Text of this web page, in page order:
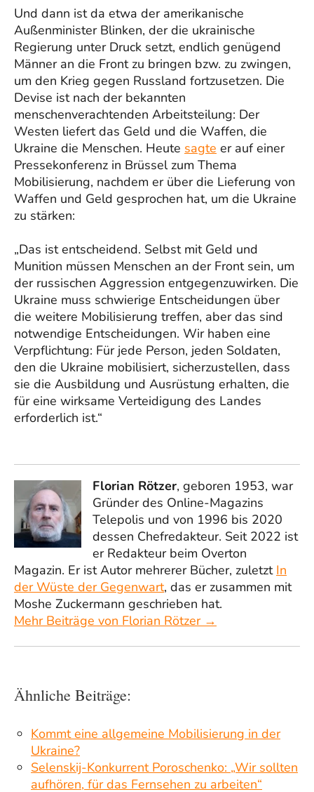
Und dann ist da etwa der amerikanische
Außenminister Blinken, der die ukrainische
Regierung unter Druck setzt, endlich genügend
Männer an die Front zu bringen bzw. zu zwingen,
um den Krieg gegen Russland fortzusetzen. Die
Devise ist nach der bekannten
menschenverachtenden Arbeitsteilung: Der
Westen liefert das Geld und die Waffen, die
Ukraine die Menschen. Heute sagte er auf einer
Pressekonferenz in Brüssel zum Thema
Mobilisierung, nachdem er über die Lieferung von
Waffen und Geld gesprochen hat, um die Ukraine
zu stärken:
„Das ist entscheidend. Selbst mit Geld und
Munition müssen Menschen an der Front sein, um
der russischen Aggression entgegenzuwirken. Die
Ukraine muss schwierige Entscheidungen über
die weitere Mobilisierung treffen, aber das sind
notwendige Entscheidungen. Wir haben eine
Verpflichtung: Für jede Person, jeden Soldaten,
den die Ukraine mobilisiert, sicherzustellen, dass
sie die Ausbildung und Ausrüstung erhalten, die
für eine wirksame Verteidigung des Landes
erforderlich ist.“
Florian Rötzer, geboren 1953, war
Gründer des Online-Magazins
Telepolis und von 1996 bis 2020
dessen Chefredakteur. Seit 2022 ist
er Redakteur beim Overton
Magazin. Er ist Autor mehrerer Bücher, zuletzt In
der Wüste der Gegenwart, das er zusammen mit
Moshe Zuckermann geschrieben hat.
Mehr Beiträge von Florian Rötzer →
Ähnliche Beiträge:
Kommt eine allgemeine Mobilisierung in der
Ukraine?
Selenskij-Konkurrent Poroschenko: „Wir sollten
aufhören, für das Fernsehen zu arbeiten“